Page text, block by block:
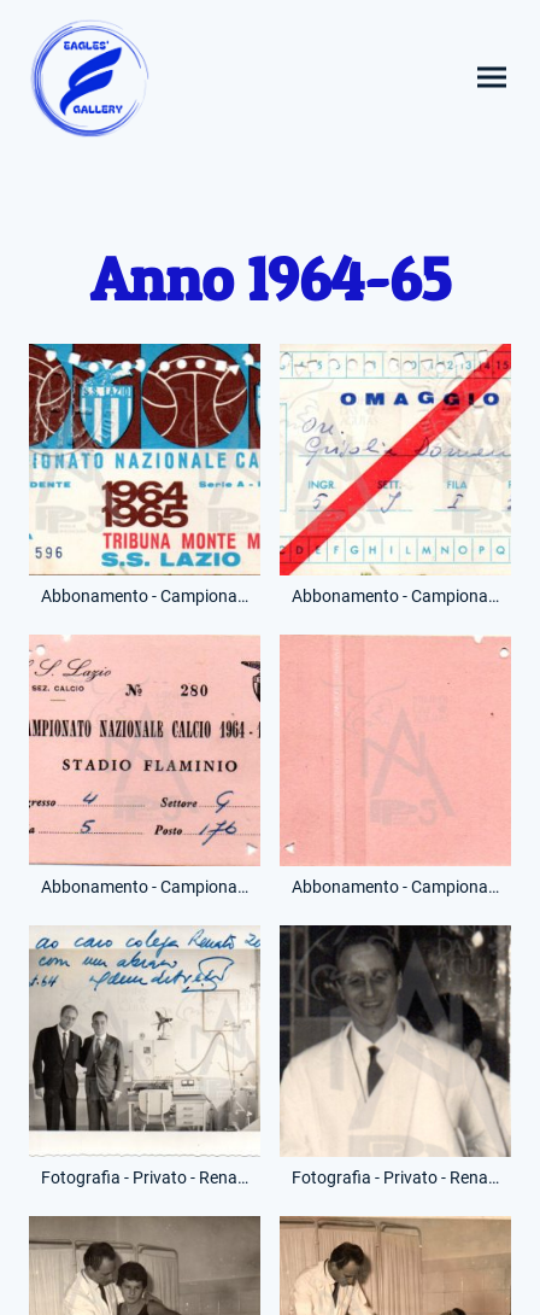
Anno 1964-65
Abbonamento - Campionato Serie A - Tribuna Monte Mario - Stadio Olimpico - (Fronte) Abbonamento - Campionato Serie A - Tribuna Monte Mario - Stadio Olimpico - (Retro)
Abbonamento - Campionato Serie A - Stadio Flaminio - (Fronte) Abbonamento - Campionato Serie A - Stadio Flaminio - (Retro)
Fotografia - Privato - Renato Ziaco Fotografia - Privato - Renato Ziaco